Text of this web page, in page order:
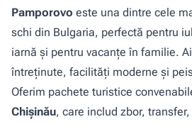
Pamporovo este una dintre cele
schi din Bulgaria, perfectă pentru
iarnă și pentru vacanțe în familie.
întreținute, facilități moderne și
Oferim pachete turistice
Chișinău, care includ zbor,